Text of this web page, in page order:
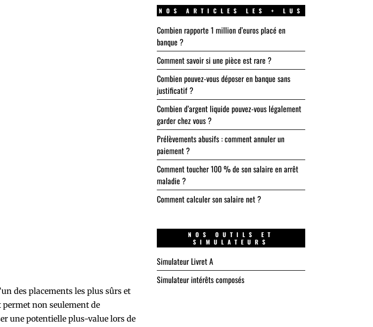
des placements les plus sûrs et
permet non seulement de
une potentielle plus-value lors de
NOS ARTICLES LES + LUS
Combien rapporte 1 million d’euros placé en
banque ?
Comment savoir si une pièce est rare ?
Combien pouvez-vous déposer en banque sans
justificatif ?
Combien d’argent liquide pouvez-vous légalement
garder chez vous ?
Prélèvements abusifs : comment annuler un
paiement ?
Comment toucher 100 % de son salaire en arrêt
maladie ?
Comment calculer son salaire net ?
NOS OUTILS ET
SIMULATEURS
Simulateur Livret A
Simulateur intérêts composés